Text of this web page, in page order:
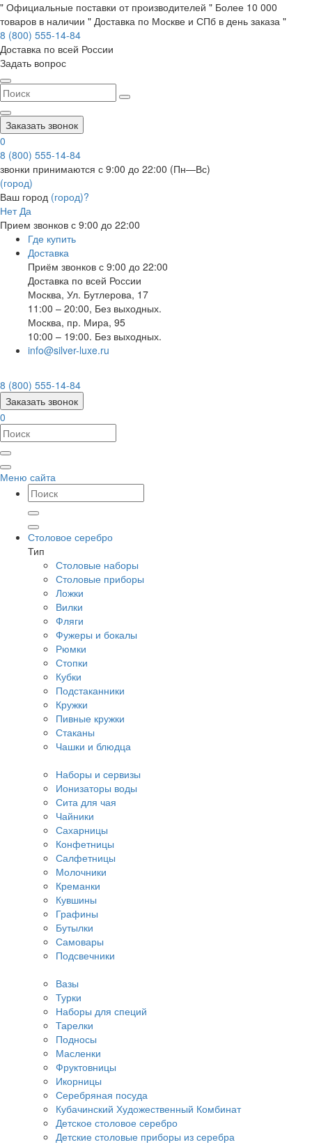
" Официальные поставки от производителей " Более 10 000
товаров в наличии " Доставка по Москве и СПб в день заказа "
8 (800) 555-14-84
Доставка по всей России
Задать вопрос
Заказать звонок
0
8 (800) 555-14-84
звонки принимаются с 9:00 до 22:00 (Пн—Вс)
(город)
Ваш город (город)?
Нет Да
Прием звонков с 9:00 до 22:00
Где купить
Доставка
Приём звонков с 9:00 до 22:00
Доставка по всей России
Москва, Ул. Бутлерова, 17
11:00 – 20:00, Без выходных.
Москва, пр. Мира, 95
10:00 – 19:00. Без выходных.
info@silver-luxe.ru
8 (800) 555-14-84
Заказать звонок
0
Меню сайта
Столовое серебро
Тип
Столовые наборы
Столовые приборы
Ложки
Вилки
Фляги
Фужеры и бокалы
Рюмки
Стопки
Кубки
Подстаканники
Кружки
Пивные кружки
Стаканы
Чашки и блюдца
Наборы и сервизы
Ионизаторы воды
Сита для чая
Чайники
Сахарницы
Конфетницы
Салфетницы
Молочники
Креманки
Кувшины
Графины
Бутылки
Самовары
Подсвечники
Вазы
Турки
Наборы для специй
Тарелки
Подносы
Масленки
Фруктовницы
Икорницы
Серебряная посуда
Кубачинский Художественный Комбинат
Детское столовое серебро
Детские столовые приборы из серебра